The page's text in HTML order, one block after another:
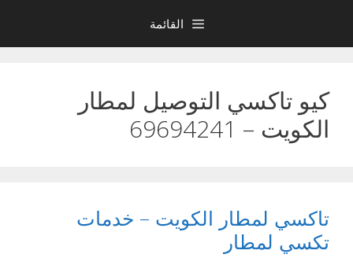
المحتوى
القائمة
كيو تاكسي التوصيل لمطار
الكويت – 69694241
تاكسي لمطار الكويت – خدمات
تكسي لمطار